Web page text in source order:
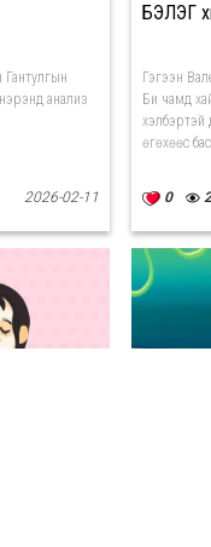
анализ
2026-02-11
БЭЛЭГ
Гэгээн
Би чамд
хэлбэртэй
өгөхөөс
0